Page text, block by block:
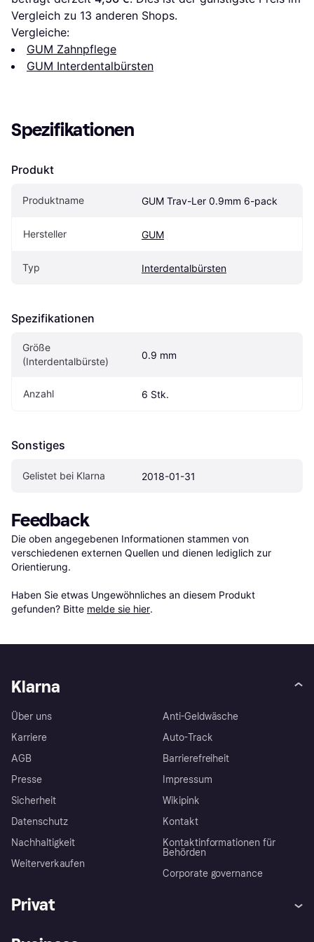
Vergleich zu 13 anderen Shops.
Vergleiche:
GUM Zahnpflege
GUM Interdentalbürsten
Spezifikationen
Produkt
Produktname GUM Trav-Ler 0.9mm 6-pack
Hersteller GUM
Typ Interdentalbürsten
Spezifikationen
Größe
(Interdentalbürste)
0.9 mm
Anzahl 6 Stk.
Sonstiges
Gelistet bei Klarna 2018-01-31
Feedback
Die oben angegebenen Informationen stammen von
verschiedenen externen Quellen und dienen lediglich zur
Orientierung.
Haben Sie etwas Ungewöhnliches an diesem Produkt
gefunden? Bitte melde sie hier.
Klarna
Über uns
Karriere
AGB
Presse
Sicherheit
Datenschutz
Nachhaltigkeit
Weiterverkaufen
Anti-Geldwäsche
Auto-Track
Barrierefreiheit
Impressum
Wikipink
Kontakt
Kontaktinformationen für
Behörden
Corporate governance
Privat